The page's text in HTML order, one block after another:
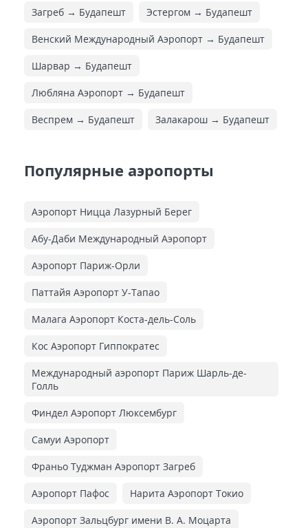
Загреб → Будапешт Эстергом → Будапешт
Венский Международный Аэропорт → Будапешт
Шарвар → Будапешт
Любляна Аэропорт → Будапешт
Веспрем → Будапешт Залакарош → Будапешт
Популярные аэропорты
Аэропорт Ницца Лазурный Берег
Абу-Даби Международный Аэропорт
Аэропорт Париж-Орли
Паттайя Аэропорт У-Тапао
Малага Аэропорт Коста-дель-Соль
Кос Аэропорт Гиппократес
Международный аэропорт Париж Шарль-де-
Голль
Финдел Аэропорт Люксембург
Самуи Аэропорт
Франьо Туджман Аэропорт Загреб
Аэропорт Пафос Нарита Аэропорт Токио
Аэропорт Зальцбург имени В. А. Моцарта